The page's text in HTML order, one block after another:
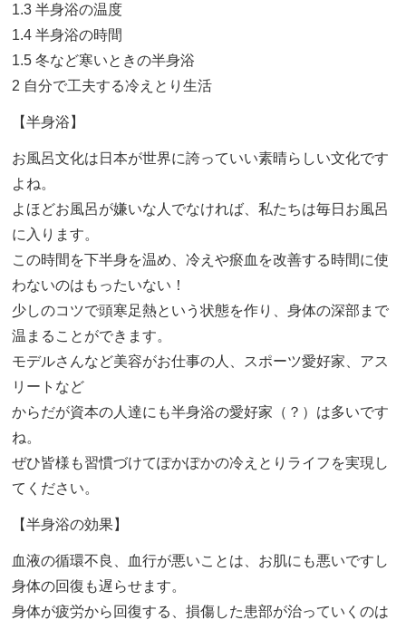
1.3 半身浴の温度
1.4 半身浴の時間
1.5 冬など寒いときの半身浴
2 自分で工夫する冷えとり生活
【半身浴】
お風呂文化は日本が世界に誇っていい素晴らしい文化です
よね。
よほどお風呂が嫌いな人でなければ、私たちは毎日お風呂
に入ります。
この時間を下半身を温め、冷えや瘀血を改善する時間に使
わないのはもったいない！
少しのコツで頭寒足熱という状態を作り、身体の深部まで
温まることができます。
モデルさんなど美容がお仕事の人、スポーツ愛好家、アス
リートなど
からだが資本の人達にも半身浴の愛好家（？）は多いです
ね。
ぜひ皆様も習慣づけてぽかぽかの冷えとりライフを実現し
てください。
【半身浴の効果】
血液の循環不良、血行が悪いことは、お肌にも悪いですし
身体の回復も遅らせます。
身体が疲労から回復する、損傷した患部が治っていくのは